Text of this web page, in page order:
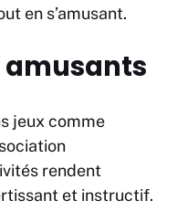
en s’amusant.
amusants
jeux comme
rendent
et instructif.